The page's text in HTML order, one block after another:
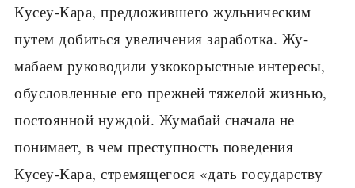
Кусеу-Кара, предложившего жульническим
путем добиться увеличения заработка. Жу-
мабаем руководили узкокорыстные интересы,
обусловленные его прежней тяжелой жизнью,
постоянной нуждой. Жумабай сначала не
понимает, в чем преступность поведения
Кусеу-Кара, стремящегося «дать государству